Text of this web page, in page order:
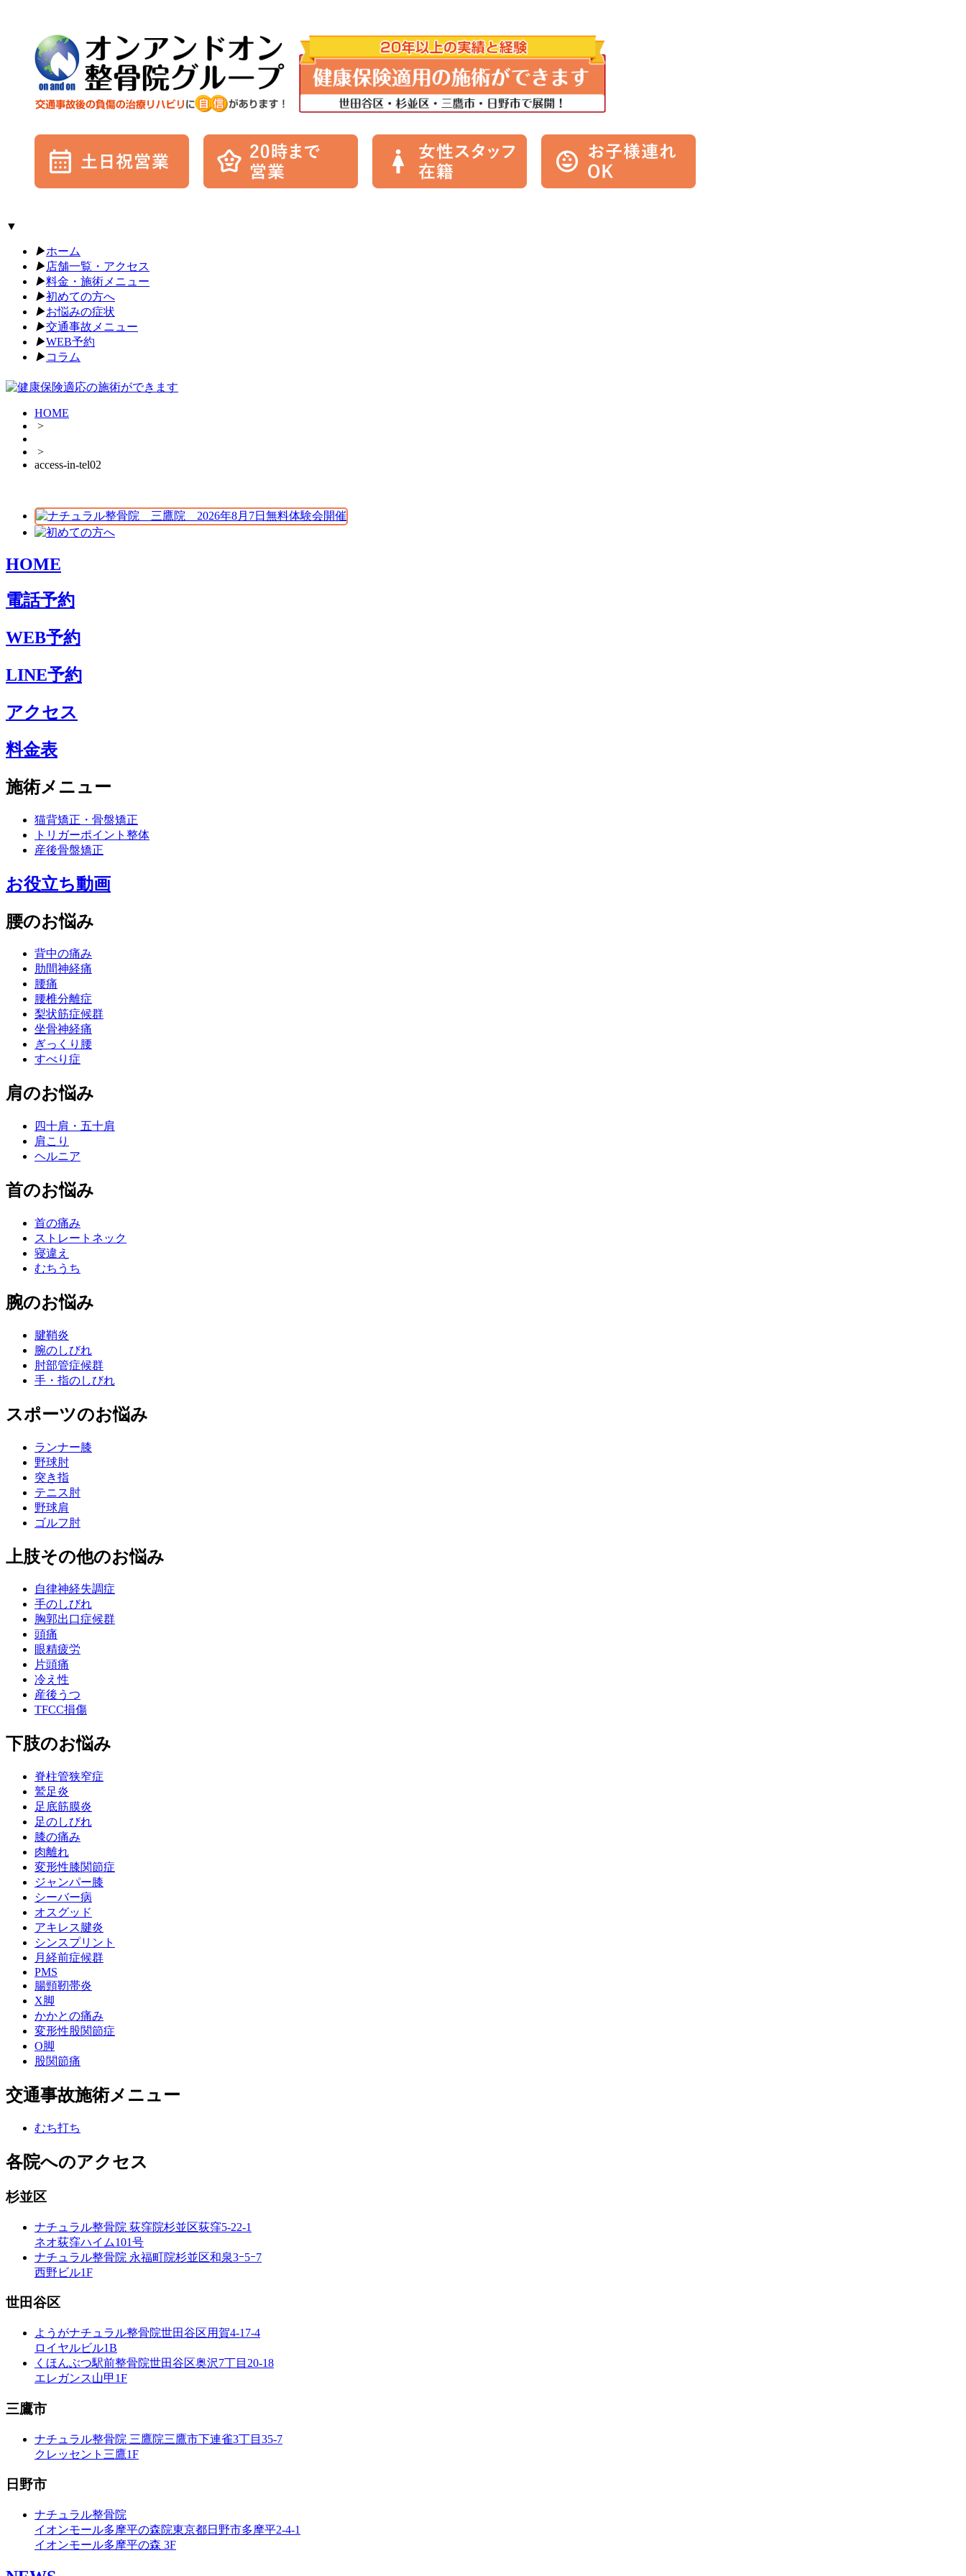
▼
▶︎ホーム
▶︎店舗一覧・アクセス
▶︎料金・施術メニュー
▶︎初めての方へ
▶︎お悩みの症状
▶︎交通事故メニュー
▶︎WEB予約
▶︎コラム
HOME
>
>
access-in-tel02
HOME
電話予約
WEB予約
LINE予約
アクセス
料金表
施術メニュー
猫背矯正・骨盤矯正
トリガーポイント整体
産後骨盤矯正
お役立ち動画
腰のお悩み
背中の痛み
肋間神経痛
腰痛
腰椎分離症
梨状筋症候群
坐骨神経痛
ぎっくり腰
すべり症
肩のお悩み
四十肩・五十肩
肩こり
ヘルニア
首のお悩み
首の痛み
ストレートネック
寝違え
むちうち
腕のお悩み
腱鞘炎
腕のしびれ
肘部管症候群
手・指のしびれ
スポーツのお悩み
ランナー膝
野球肘
突き指
テニス肘
野球肩
ゴルフ肘
上肢その他のお悩み
自律神経失調症
手のしびれ
胸郭出口症候群
頭痛
眼精疲労
片頭痛
冷え性
産後うつ
TFCC損傷
下肢のお悩み
脊柱管狭窄症
鷲足炎
足底筋膜炎
足のしびれ
膝の痛み
肉離れ
変形性膝関節症
ジャンパー膝
シーバー病
オスグッド
アキレス腱炎
シンスプリント
月経前症候群
PMS
腸頸靭帯炎
X脚
かかとの痛み
変形性股関節症
O脚
股関節痛
交通事故施術メニュー
むち打ち
各院へのアクセス
杉並区
ナチュラル整骨院 荻窪院杉並区荻窪5-22-1
ネオ荻窪ハイム101号
ナチュラル整骨院 永福町院杉並区和泉3ｰ5ｰ7
西野ビル1F
世田谷区
ようがナチュラル整骨院世田谷区用賀4-17-4
ロイヤルビル1B
くほんぶつ駅前整骨院世田谷区奥沢7丁目20-18
エレガンス山甲1F
三鷹市
ナチュラル整骨院 三鷹院三鷹市下連雀3丁目35-7
クレッセント三鷹1F
日野市
ナチュラル整骨院
イオンモール多摩平の森院東京都日野市多摩平2-4-1
イオンモール多摩平の森 3F